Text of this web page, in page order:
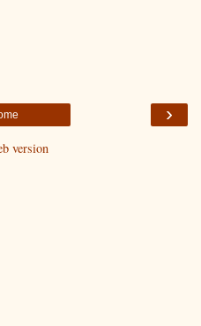
›
version